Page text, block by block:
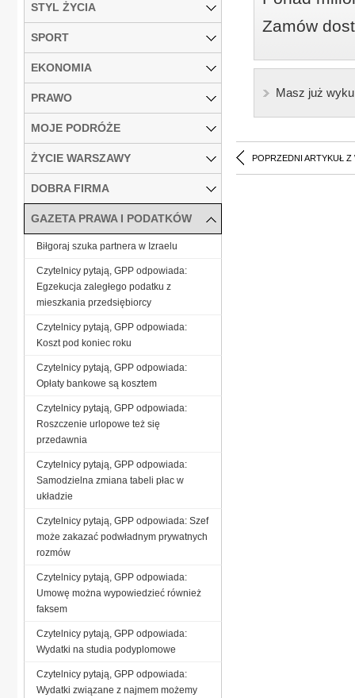
Zamów
Masz już
POPRZEDNI ARTYKUŁ Z
STYL ŻYCIA
SPORT
EKONOMIA
PRAWO
MOJE PODRÓŻE
ŻYCIE WARSZAWY
DOBRA FIRMA
GAZETA PRAWA I PODATKÓW
Biłgoraj szuka partnera w Izraelu
Czytelnicy pytają, GPP odpowiada:
Egzekucja zaległego podatku z
mieszkania przedsiębiorcy
Czytelnicy pytają, GPP odpowiada:
Koszt pod koniec roku
Czytelnicy pytają, GPP odpowiada:
Opłaty bankowe są kosztem
Czytelnicy pytają, GPP odpowiada:
Roszczenie urlopowe też się
przedawnia
Czytelnicy pytają, GPP odpowiada:
Samodzielna zmiana tabeli płac w
układzie
Czytelnicy pytają, GPP odpowiada: Szef
może zakazać podwładnym prywatnych
rozmów
Czytelnicy pytają, GPP odpowiada:
Umowę można wypowiedzieć również
faksem
Czytelnicy pytają, GPP odpowiada:
Wydatki na studia podyplomowe
Czytelnicy pytają, GPP odpowiada:
Wydatki związane z najmem możemy